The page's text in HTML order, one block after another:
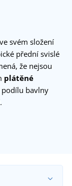
svém složení
přední svislé
že nejsou
plátěné
bavlny